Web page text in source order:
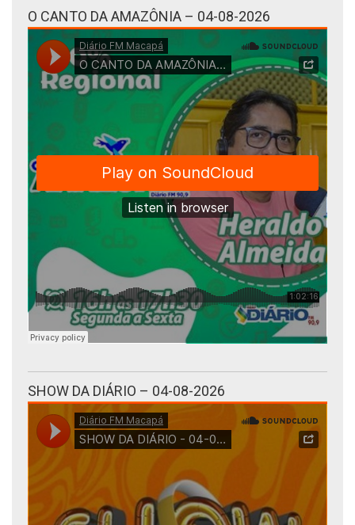
O CANTO DA AMAZÔNIA – 04-08-2026
SHOW DA DIÁRIO – 04-08-2026